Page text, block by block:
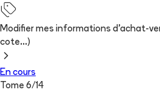
Modifier mes informations d'achat-
cote...)
En cours
Tome 6/14